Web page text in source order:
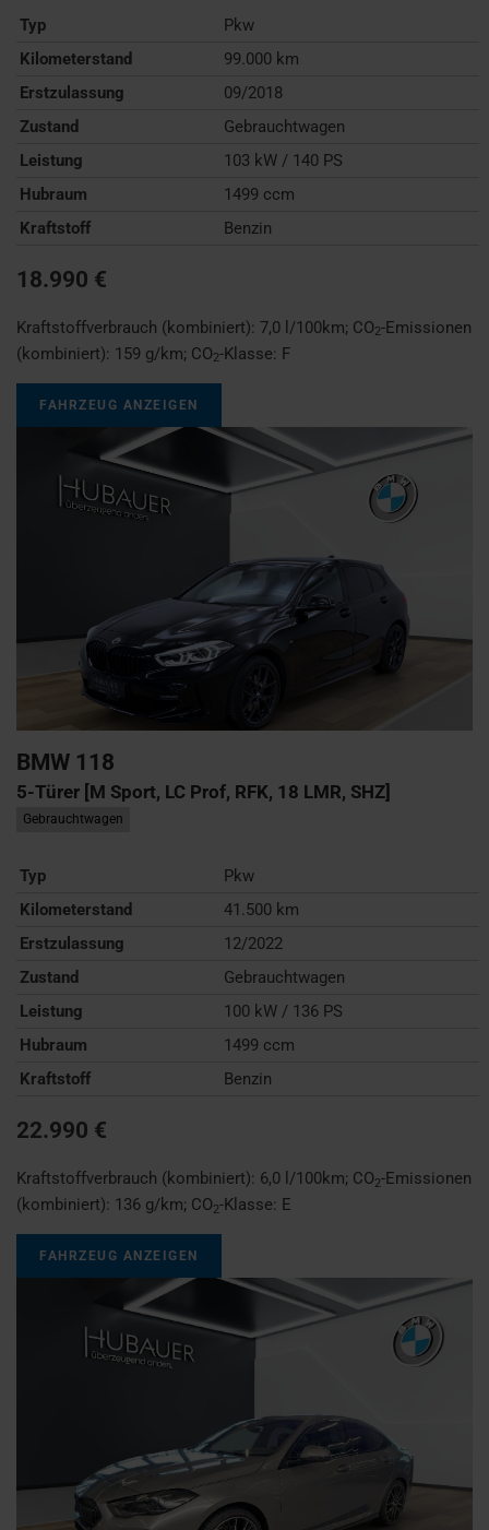
Typ
Pkw
Kilometerstand
99.000 km
Erstzulassung
09/2018
Zustand
Gebrauchtwagen
Leistung
103 kW / 140 PS
Hubraum
1499 ccm
Kraftstoff
Benzin
18.990 €
Kraftstoffverbrauch (kombiniert): 7,0 l/100km; CO2-Emissionen
(kombiniert): 159 g/km; CO2-Klasse: F
FAHRZEUG ANZEIGEN
BMW 118
5-Türer [M Sport, LC Prof, RFK, 18 LMR, SHZ]
Gebrauchtwagen
Typ
Pkw
Kilometerstand
41.500 km
Erstzulassung
12/2022
Zustand
Gebrauchtwagen
Leistung
100 kW / 136 PS
Hubraum
1499 ccm
Kraftstoff
Benzin
22.990 €
Kraftstoffverbrauch (kombiniert): 6,0 l/100km; CO2-Emissionen
(kombiniert): 136 g/km; CO2-Klasse: E
FAHRZEUG ANZEIGEN